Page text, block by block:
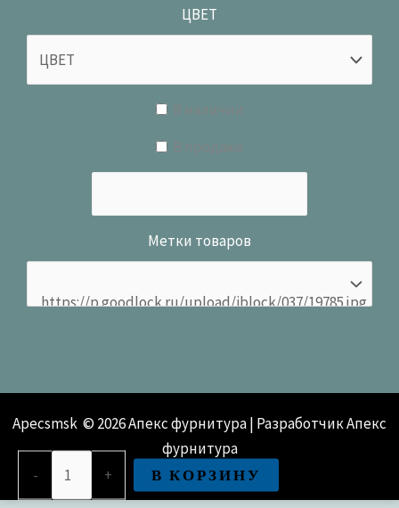
ЦВЕТ
Метки товаров
Apecsmsk © 2026 Апекс фурнитура | Разработчик Апекс
фурнитура
-
+ В КОРЗИНУ